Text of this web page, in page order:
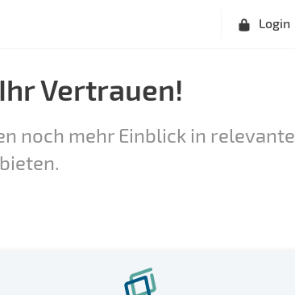
Login
Vertrauen!
noch mehr Einblick in relevante